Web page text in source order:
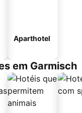
Aparthotel
em Garmisch